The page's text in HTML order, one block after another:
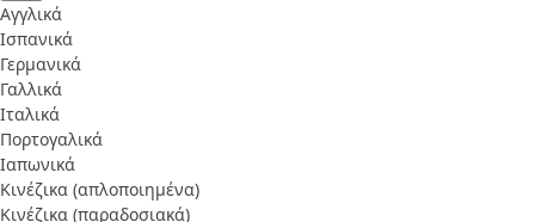
Αγγλικά
Ισπανικά
Γερμανικά
Γαλλικά
Ιταλικά
Πορτογαλικά
Ιαπωνικά
Κινέζικα (απλοποιημένα)
Κινέζικα (παραδοσιακά)